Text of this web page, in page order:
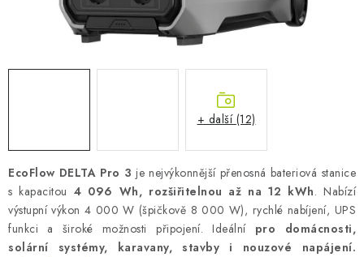
Reklamace
Ochrana osobních údajů
Slovník pojmů
Zpětný odběr elektrozařízení a baterií
Návody
Novinky Blog Reference Katalog
EcoFlow DELTA Pro 3 je nejvýkonnější přenosná bateriová stanice
s kapacitou 4 096 Wh, rozšiřitelnou až na 12 kWh. Nabízí
výstupní výkon 4 000 W (špičkově 8 000 W), rychlé nabíjení, UPS
funkci a široké možnosti připojení. Ideální pro domácnosti,
solární systémy, karavany, stavby i nouzové napájení.
+ další (12)